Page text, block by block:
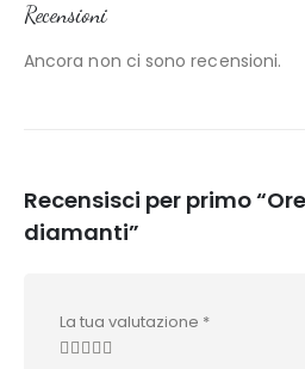
Recensioni
Ancora non ci sono recensioni.
Recensisci per primo
diamanti”
La tua valutazione *